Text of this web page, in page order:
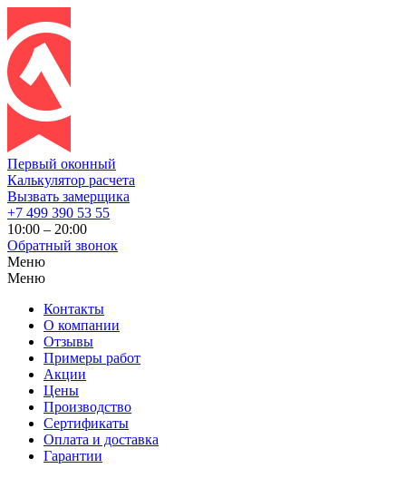
Первый оконный
Калькулятор расчета
Вызвать замерщика
+7 499 390 53 55
10:00 – 20:00
Обратный звонок
Меню
Меню
Контакты
О компании
Отзывы
Примеры работ
Акции
Цены
Производство
Сертификаты
Оплата и доставка
Гарантии